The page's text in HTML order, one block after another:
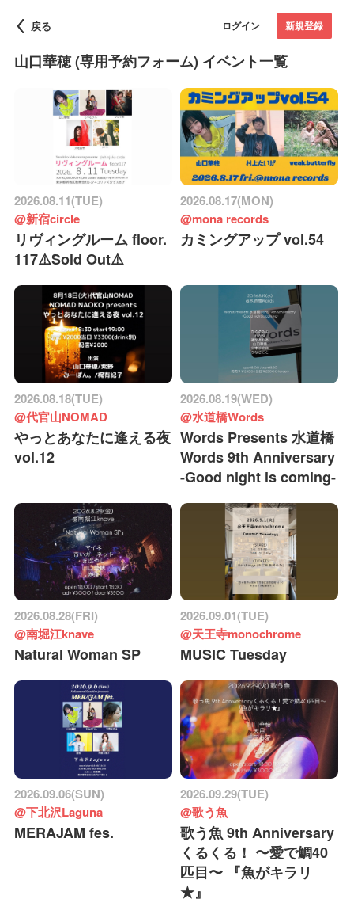
戻る ログイン 新規登録
山口華穂 (専用予約フォーム) イベント一覧
2026.08.11(TUE)
@新宿circle
リヴィングルーム floor.
117⚠️Sold Out⚠️
2026.08.17(MON)
@mona records
カミングアップ vol.54
2026.08.18(TUE)
@代官山NOMAD
やっとあなたに逢える夜
vol.12
2026.08.19(WED)
@水道橋Words
Words Presents 水道橋
Words 9th Anniversary
-Good night is coming-
2026.08.28(FRI)
@南堀江knave
Natural Woman SP
2026.09.01(TUE)
@天王寺monochrome
MUSIC Tuesday
2026.09.06(SUN)
@下北沢Laguna
MERAJAM fes.
2026.09.29(TUE)
@歌う魚
歌う魚 9th Anniversary
くるくる！ 〜愛で鯛40
匹目〜 『魚がキラリ
★』